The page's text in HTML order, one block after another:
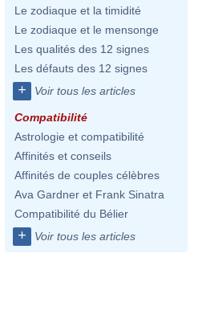
Le zodiaque et la timidité
Le zodiaque et le mensonge
Les qualités des 12 signes
Les défauts des 12 signes
+ Voir tous les articles
Compatibilité
Astrologie et compatibilité
Affinités et conseils
Affinités de couples célèbres
Ava Gardner et Frank Sinatra
Compatibilité du Bélier
+ Voir tous les articles